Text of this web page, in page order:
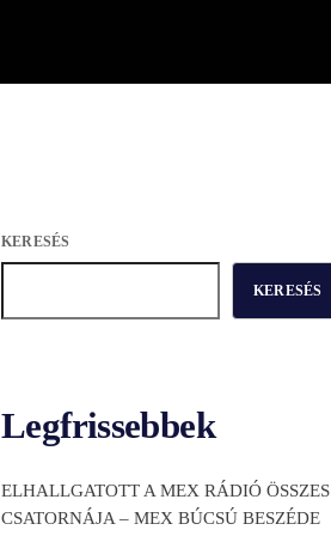
KERESÉS
KERESÉS
Legfrissebbek
ELHALLGATOTT A MEX RÁDIÓ ÖSSZES
CSATORNÁJA – MEX BÚCSÚ BESZÉDE